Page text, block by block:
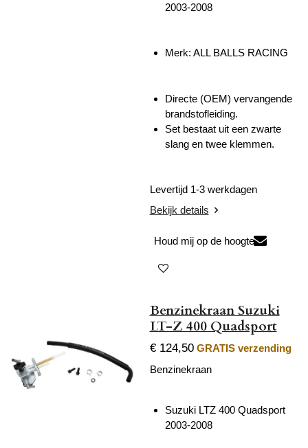
2003-2008
Merk: ALL BALLS RACING
Directe (OEM) vervangende
brandstofleiding.
Set bestaat uit een zwarte
slang en twee klemmen.
Levertijd 1-3 werkdagen
Bekijk details
Houd mij op de hoogte
Benzinekraan Suzuki
LT-Z 400 Quadsport
€ 124,50 GRATIS verzending
Benzinekraan
Suzuki LTZ 400 Quadsport
2003-2008